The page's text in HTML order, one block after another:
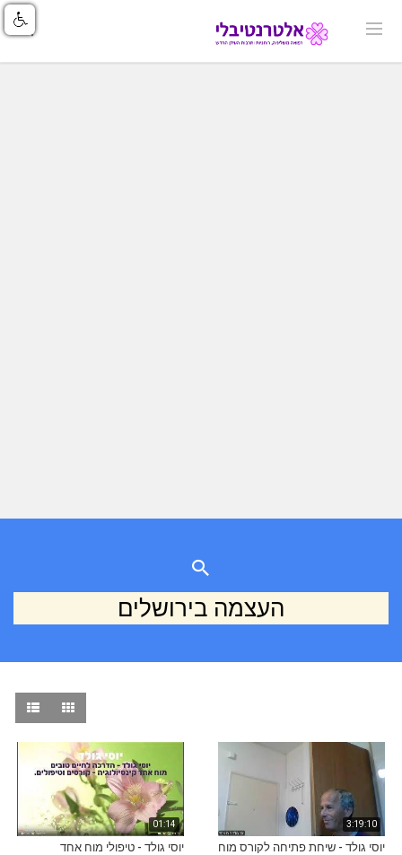
העצמה בירושלים
3:19:10
יוסי גולד - שיחת פתיחה לקורס מוח
01:14
יוסי גולד - טיפולי מוח אחד